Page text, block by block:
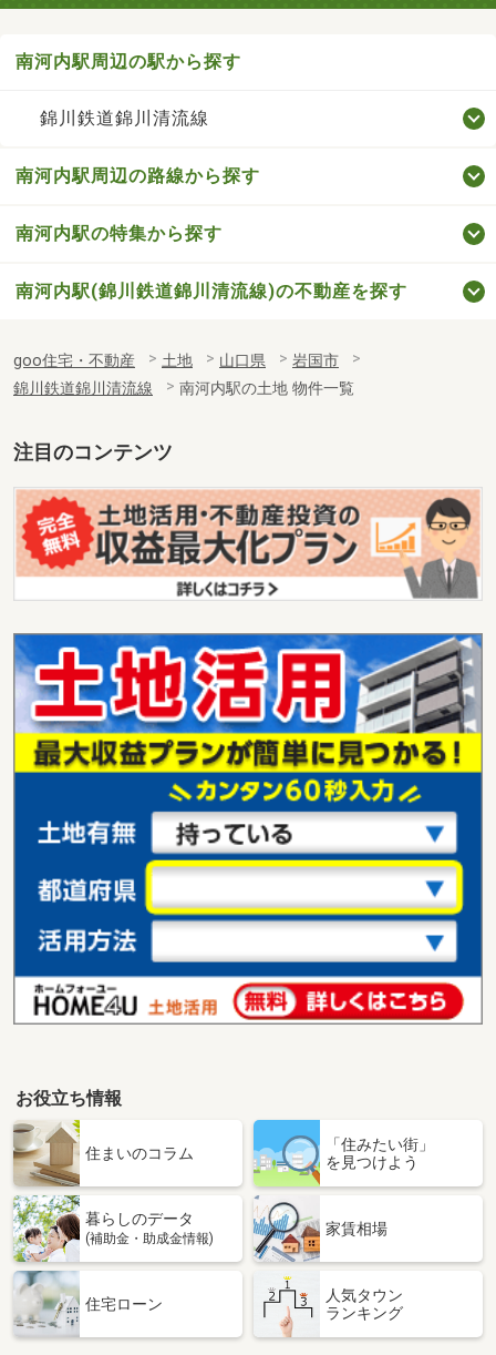
南河内駅周辺の駅から探す
錦川鉄道錦川清流線
南河内駅周辺の路線から探す
南河内駅の特集から探す
南河内駅(錦川鉄道錦川清流線)の不動産を探す
goo住宅・不動産 土地 山口県
岩国市
錦川鉄道錦川清流線
南河内駅の土地 物件一覧
注目のコンテンツ
お役立ち情報
住まいのコラム
「住みたい街」
を見つけよう
暮らしのデータ
(補助金・助成金情報)
家賃相場
住宅ローン
人気タウン
ランキング